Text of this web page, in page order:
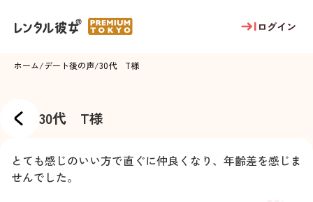
ログイン
ホーム/デート後の声/30代 T様
30代 T様
とても感じのいい方で直ぐに仲良くなり、年齢差を感じま
せんでした。